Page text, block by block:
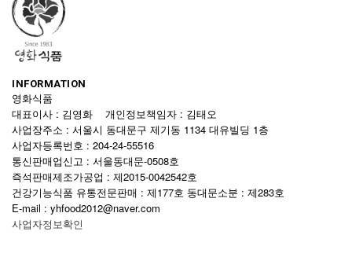
INFORMATION
영화식품
대표이사 : 김영화 개인정보책임자 : 김태오
사업장주소 : 서울시 동대문구 제기동 1134 대유빌딩 1층
사업자등록번호 : 204-24-55516
통신판매업신고 : 서울동대문-0508호
즉석판매제조가공업 : 제2015-0042542호
건강기능식품 유통전문판매 : 제177호 동대문소분 : 제283호
E-mail : yhfood2012@naver.com
사업자정보확인